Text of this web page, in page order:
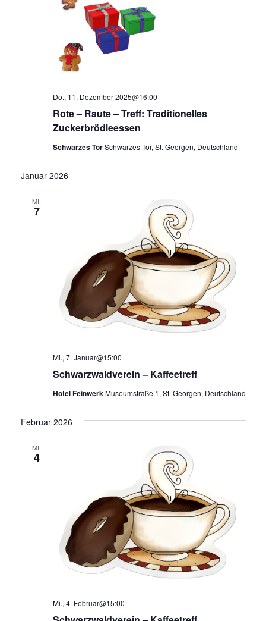
Rote – Raute – Treff: Traditionelles
Zuckerbrödleessen
Do., 11. Dezember 2025@16:00
Schwarzes TorSchwarzes Tor, St. Georgen, Deutschland
Januar 2026
MI.
7
Schwarzwaldverein – Kaffeetreff
Mi., 7. Januar@15:00
Hotel FeinwerkMuseumstraße 1, St. Georgen, Deutschland
Februar 2026
MI.
4
Mi., 4. Februar@15:00